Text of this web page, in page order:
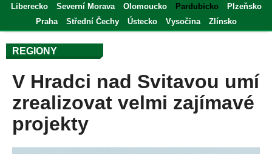
Liberecko
Severní Morava Olomoucko Pardubicko
Plzeňsko
Praha
Střední Čechy Ústecko Vysočina Zlínsko
REGIONY
V Hradci nad Svitavou umí
zrealizovat velmi zajímavé
projekty